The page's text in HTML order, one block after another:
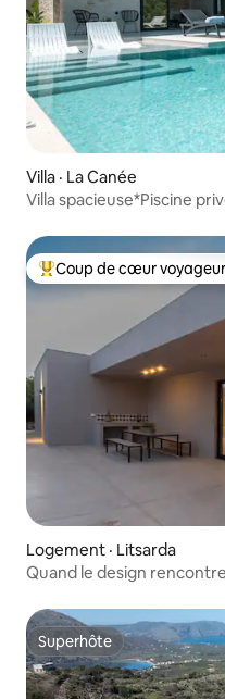
Villa · La Canée
Villa spacieuse*Piscine
Coup de cœur voyageurs
Coup de cœur
Logement · Litsarda
Quand le design
Superhôte
Superhôte